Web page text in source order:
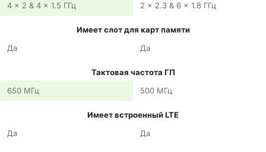
4 x 2 & 4 x 1.5 ГГц
2 x 2.3 & 6 x 1.8 ГГц
Имеет слот для карт памяти
Да
Да
Тактовая частота ГП
650 МГц
500 МГц
Имеет встроенный LTE
Да
Да